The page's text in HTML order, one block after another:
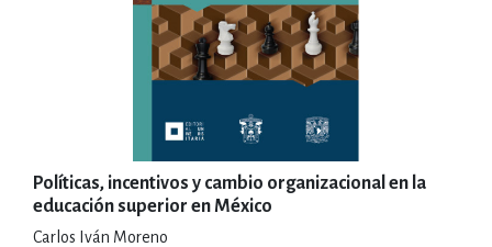
Políticas, incentivos y cambio organizacional en la
educación superior en México
Carlos Iván Moreno